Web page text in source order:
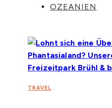
OZEANIEN
TRAVEL